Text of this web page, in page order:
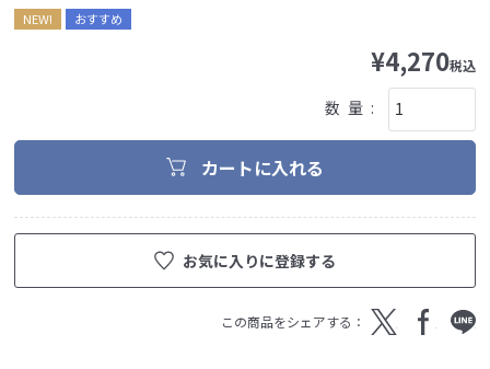
NEW! おすすめ
¥4,270税込
お気に入りに登録する
カートに入れる
この商品をシェアする：
wit
ace
L